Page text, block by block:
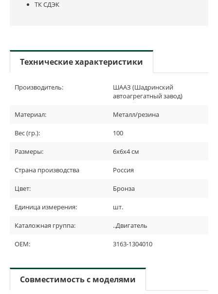
ТК СДЭК
Технические характеристики
Производитель:
ШААЗ (Шадринский
автоагрегатный завод)
Материал: Металл/резина
Вес (гр.): 100
Размеры: 6х6х4 см
Страна производства Россия
Цвет: Бронза
Единица измерения: шт.
Каталожная группа: ..Двигатель
OEM: 3163-1304010
Совместимость с моделями